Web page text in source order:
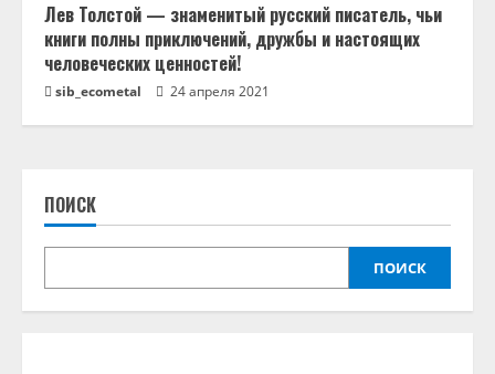
Лев Толстой — знаменитый русский писатель, чьи
книги полны приключений, дружбы и настоящих
человеческих ценностей!
sib_ecometal 24 апреля 2021
ПОИСК
ПОИСК